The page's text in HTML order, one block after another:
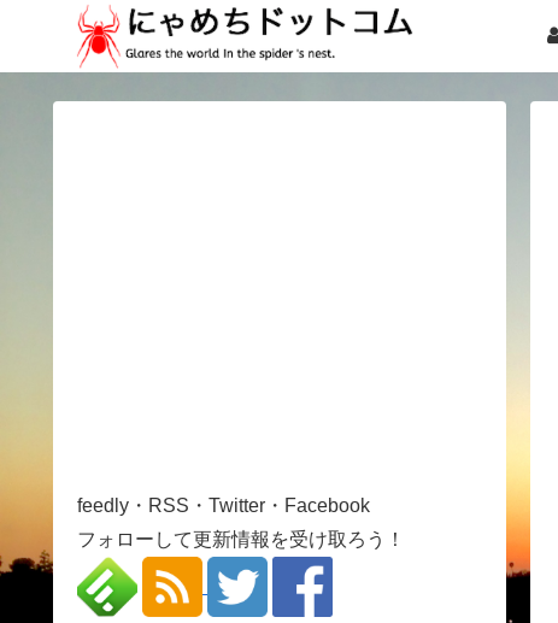
feedly・RSS・Twitter・Facebook
フォローして更新情報を受け取ろう！